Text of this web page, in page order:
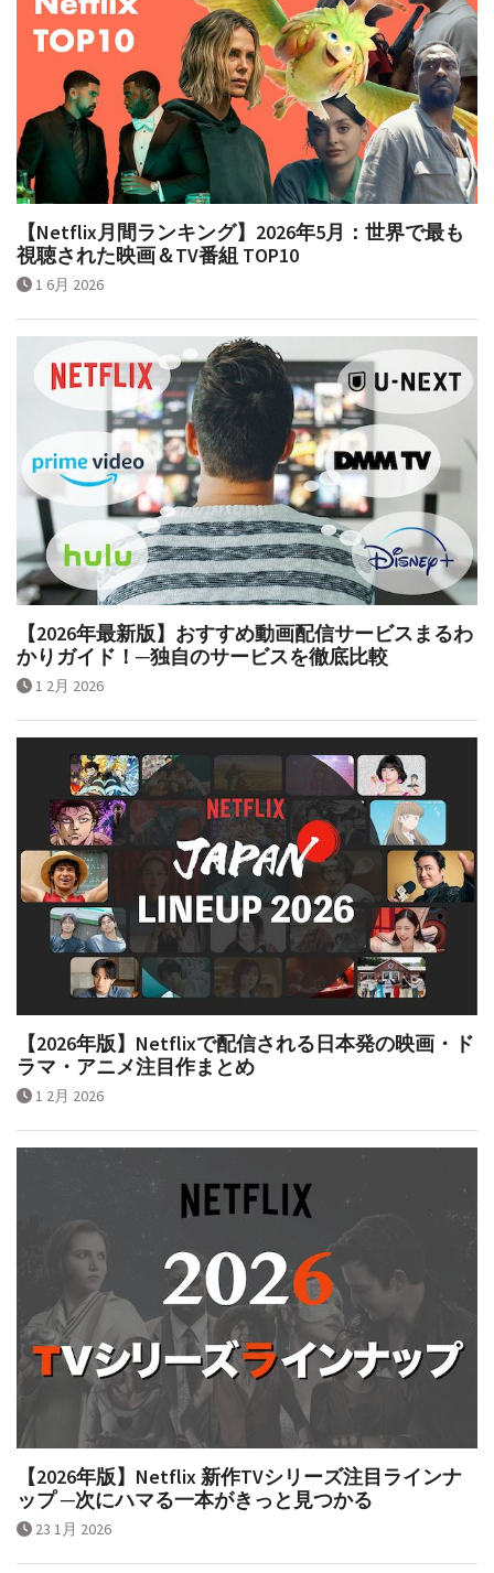
【Netflix月間ランキング】2026年5月：世界で最も
視聴された映画＆TV番組 TOP10
【2026年最新版】おすすめ動画配信サービスまるわ
かりガイド！─独自のサービスを徹底比較
【2026年版】Netflixで配信される日本発の映画・ド
ラマ・アニメ注目作まとめ
【2026年版】Netflix 新作TVシリーズ注目ラインナ
ップ ─次にハマる一本がきっと見つかる